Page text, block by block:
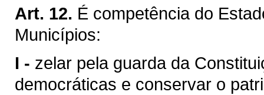
Art. 12. É competência do
Municípios:
I - zelar pela guarda da
democráticas e conservar o